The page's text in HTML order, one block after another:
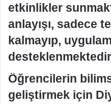
etkinlikler
anlayışı, sadece
kalmayıp,
Öğrencilerin
geliştirmek için